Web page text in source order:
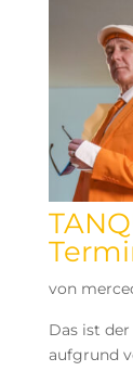
von
Das ist
aufgrund